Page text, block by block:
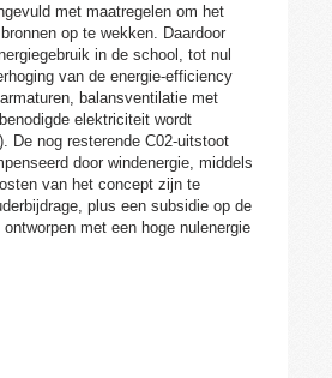
met maatregelen om het
op te wekken. Daardoor
in de school, tot nul
van de energie-efficiency
balansventilatie met
elektriciteit wordt
De nog resterende C02-uitstoot
door windenergie, middels
van het concept zijn te
plus een subsidie op de
met een hoge nulenergie